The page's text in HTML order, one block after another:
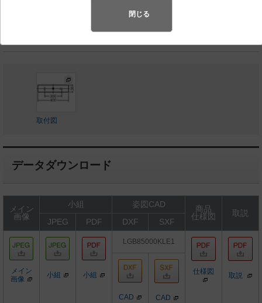
◆希望小売価格 29,300 円（税抜）
取付図
データダウンロード
メイン
画像
小組 姿図CAD
商品
仕様図
取説
JPEG
PDF DXF SXF
メイン
画像
小組 小組
LGB85000KLE1
仕様図 取説
CAD CAD
閉じる